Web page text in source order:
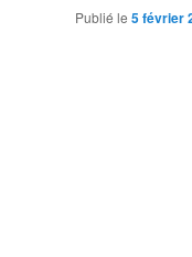
Publié le 5 février